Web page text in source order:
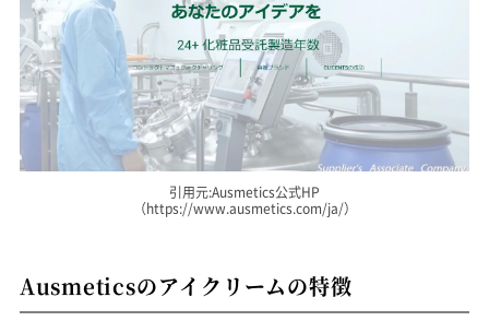
引用元:Ausmetics公式HP
（https://www.ausmetics.com/ja/）
Ausmeticsのアイクリームの特徴